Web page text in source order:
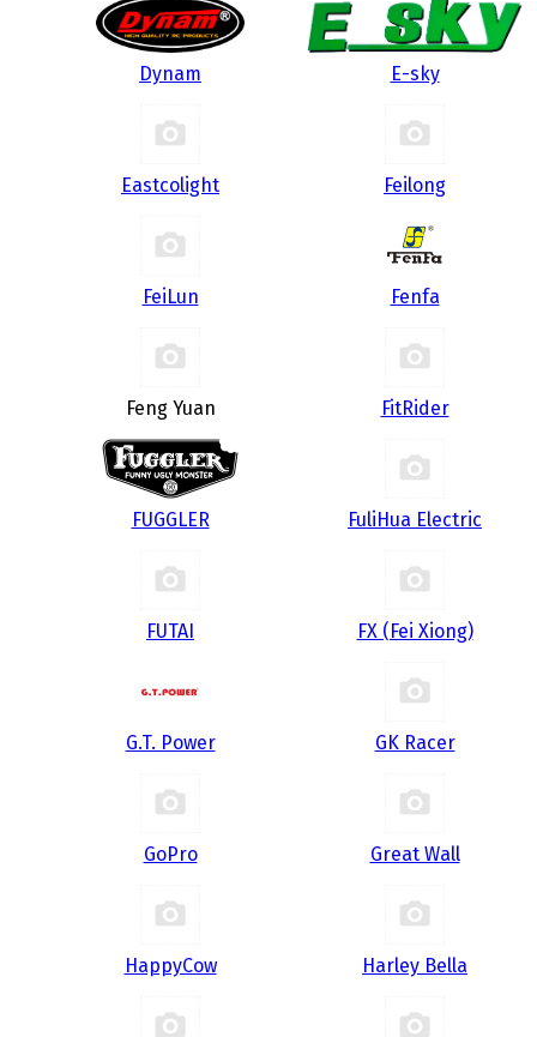
Dynam E-sky
Eastcolight Feilong
FeiLun Fenfa
Feng Yuan FitRider
FUGGLER FuliHua Electric
FUTAI FX (Fei Xiong)
G.T. Power GK Racer
GoPro Great Wall
HappyCow Harley Bella